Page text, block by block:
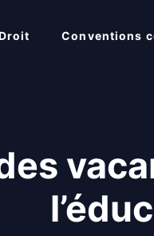
Conventions